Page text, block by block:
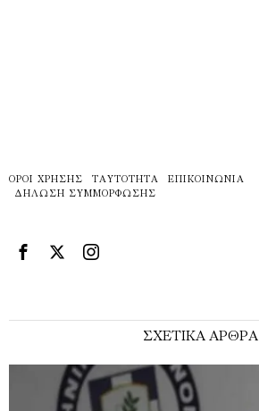
ΌΡΟΙ ΧΡΉΣΗΣ ΤΑΥΤΌΤΗΤΑ
ΕΠΙΚΟΙΝΩΝΊΑ
ΔΉΛΩΣΗ ΣΥΜΜΌΡΦΩΣΗΣ
ΣΧΕΤΙΚΑ ΑΡΘΡΑ